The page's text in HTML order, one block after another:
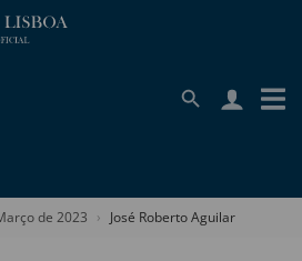
de 2023 José Roberto Aguilar